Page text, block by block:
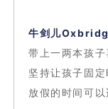
牛剑儿
带上一两本孩子
坚持让孩子固定
放假的时间可以